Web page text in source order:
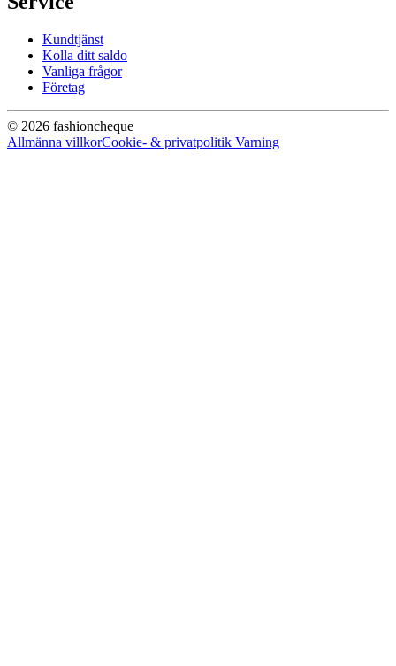
Kundtjänst
Kolla ditt saldo
Vanliga frågor
Företag
© 2026 fashioncheque
Allmänna villkorCookie- & privatpolitik Varning